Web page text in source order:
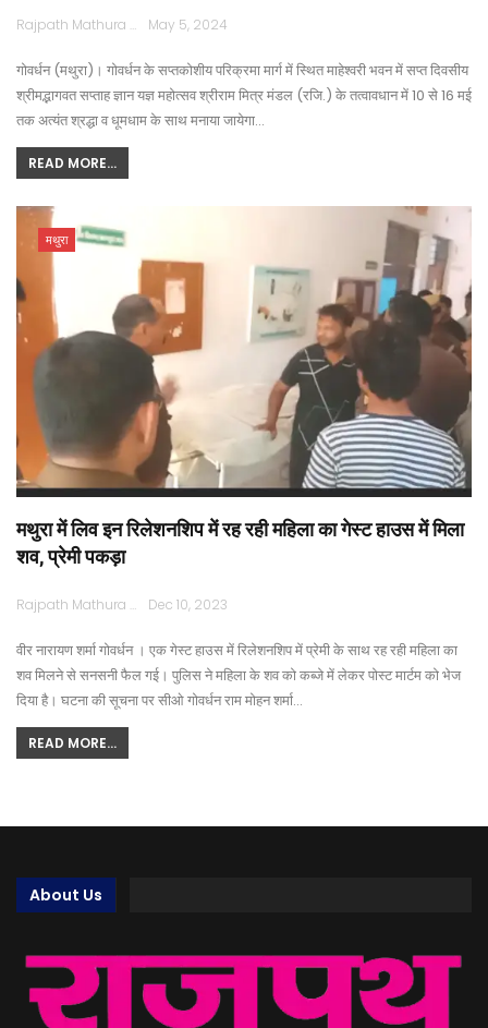
Rajpath Mathura May 5, 2024
गोवर्धन (मथुरा)। गोवर्धन के सप्तकोशीय परिक्रमा मार्ग में स्थित माहेश्वरी भवन में सप्त दिवसीय
श्रीमद्भागवत सप्ताह ज्ञान यज्ञ महोत्सव श्रीराम मित्र मंडल (रजि.) के तत्वावधान में 10 से 16 मई
तक अत्यंत श्रद्धा व धूमधाम के साथ मनाया जायेगा…
READ MORE...
मथुरा
मथुरा में लिव इन रिलेशनशिप में रह रही महिला का गेस्ट हाउस में मिला
शव, प्रेमी पकड़ा
Rajpath Mathura Dec 10, 2023
वीर नारायण शर्मा गोवर्धन । एक गेस्ट हाउस में रिलेशनशिप में प्रेमी के साथ रह रही महिला का
शव मिलने से सनसनी फैल गई। पुलिस ने महिला के शव को कब्जे में लेकर पोस्ट मार्टम को भेज
दिया है। घटना की सूचना पर सीओ गोवर्धन राम मोहन शर्मा…
READ MORE...
About Us